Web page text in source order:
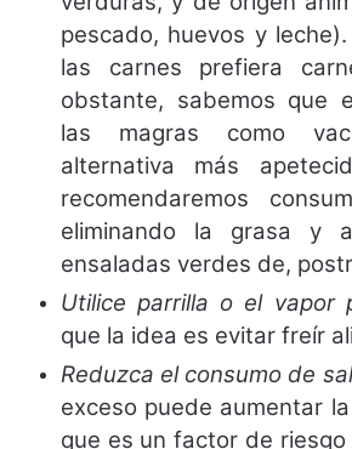
pescado, huevos y
las carnes prefiera
obstante, sabemos que
las magras como
alternativa más
recomendaremos
eliminando la grasa y
ensaladas verdes de,
Utilice parrilla o el vapor
que la idea es evitar freír
Reduzca el consumo de sal
exceso puede aumentar
que es un factor de